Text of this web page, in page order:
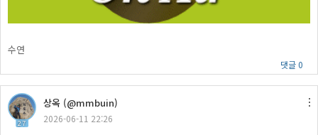
수연
댓글 0
27
상옥 (@mmbuin)
2026-06-11 22:26